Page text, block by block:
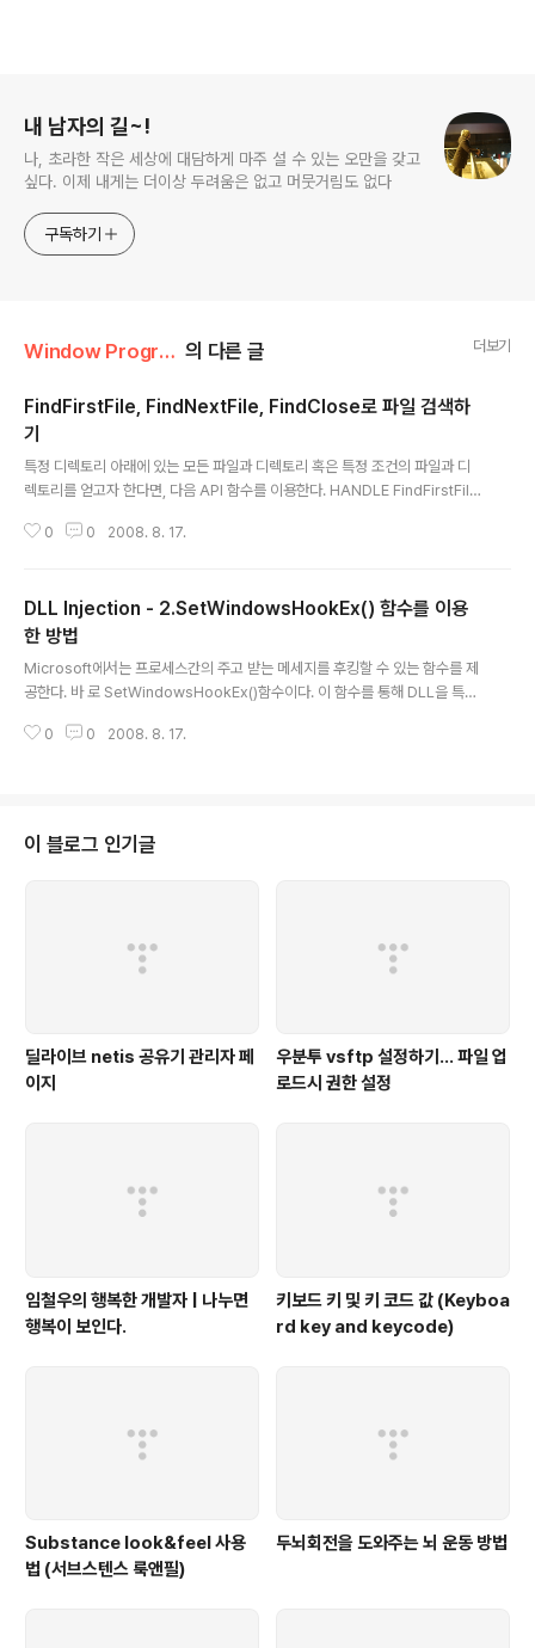
내 남자의 길~!
나, 초라한 작은 세상에 대담하게 마주 설 수 있는 오만을 갖고
싶다. 이제 내게는 더이상 두려움은 없고 머뭇거림도 없다
구독하기
Window Programming/win32 api 의 다른 글 더보기
FindFirstFile, FindNextFile, FindClose로 파일 검색하
기
특정 디렉토리 아래에 있는 모든 파일과 디렉토리 혹은 특정 조건의 파일과 디
렉토리를 얻고자 한다면, 다음 API 함수를 이용한다. HANDLE FindFirstFile
NextFile(HANDLE hFind, LPWIN32_FIND_DATA finddata); BOOL Fi
HANDLE_VALUE로 Define된 상수값을 반환한다. 성공했을 경우 파일 검색
핸들을 반환하고 두 번째로 전달되는 구조체에 첫 번째로 발견되는 파일의 정..
0 0 2008. 8. 17.
DLL Injection - 2.SetWindowsHookEx() 함수를 이용
한 방법
Microsoft에서는 프로세스간의 주고 받는 메세지를 후킹할 수 있는 함수를 제
공한다. 바 로 SetWindowsHookEx()함수이다. 이 함수를 통해 DLL을 특정
3)에서 동작하는 Keylogger들 대부분이 이 함수를 사용하여 구현된다.(Set
Hook, HOOKPROC lpfn, HINSTANCE hMod, DWORD dwThreadId
); 첫번째 ..
0 0 2008. 8. 17.
이 블로그 인기글
딜라이브 netis 공유기 관리자 페
이지
우분투 vsftp 설정하기... 파일 업
로드시 권한 설정
임철우의 행복한 개발자 | 나누면
행복이 보인다.
키보드 키 및 키 코드 값 (Keyboa
rd key and keycode)
Substance look&feel 사용
법 (서브스텐스 룩앤필)
두뇌회전을 도와주는 뇌 운동 방법